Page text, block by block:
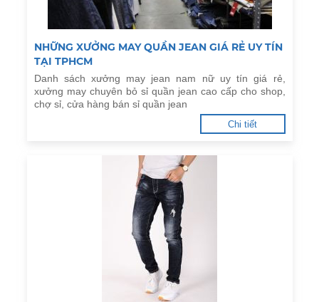
NHỮNG XƯỞNG MAY QUẦN JEAN GIÁ RẺ UY TÍN
TẠI TPHCM
Danh sách xưởng may jean nam nữ uy tín giá rẻ,
xưởng may chuyên bỏ sỉ quần jean cao cấp cho shop,
chợ sỉ, cửa hàng bán sỉ quần jean
Chi tiết